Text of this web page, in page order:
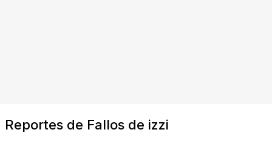
Reportes de Fallos de izzi